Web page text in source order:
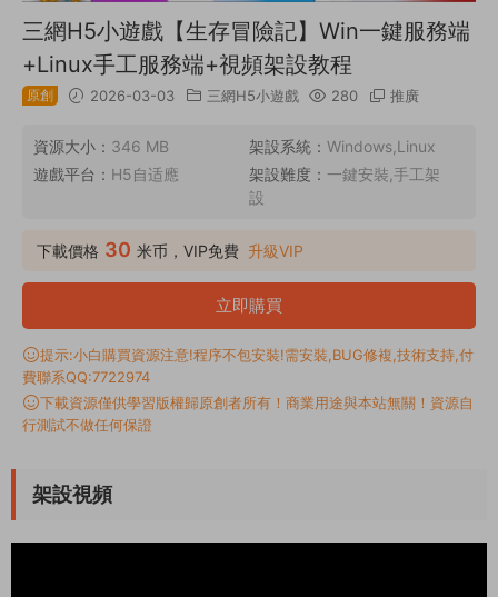
三網H5小遊戲【生存冒險記】Win一鍵服務端
+Linux手工服務端+視頻架設教程
原創 2026-03-03 三網H5小遊戲 280 推廣
資源大小： 346 MB 架設系統： Windows,Linux
遊戲平台： H5自适應 架設難度： 一鍵安裝,手工架
設
下載價格 30 米币，VIP免費 升級VIP
立即購買
提示:小白購買資源注意!程序不包安裝!需安裝,BUG修複,技術支持,付
費聯系QQ:7722974
下載資源僅供學習版權歸原創者所有！商業用途與本站無關！資源自
行測試不做任何保證
架設視頻